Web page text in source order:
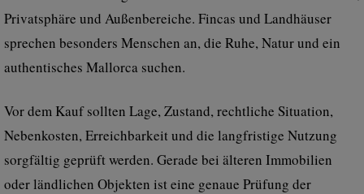
Privatsphäre und Außenbereiche. Fincas und Landhäuser
sprechen besonders Menschen an, die Ruhe, Natur und ein
authentisches Mallorca suchen.
Vor dem Kauf sollten Lage, Zustand, rechtliche Situation,
Nebenkosten, Erreichbarkeit und die langfristige Nutzung
sorgfältig geprüft werden. Gerade bei älteren Immobilien
oder ländlichen Objekten ist eine genaue Prüfung der